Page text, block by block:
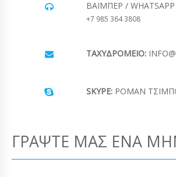
ΒΆΙΜΠΕΡ / WHATSAPP
+7 985 364 3808
ΤΑΧΥΔΡΟΜΕΊΟ:
SKYPE: ΡΟΜΆΝ
ΓΡΆΨΤΕ ΜΑΣ ΈΝΑ